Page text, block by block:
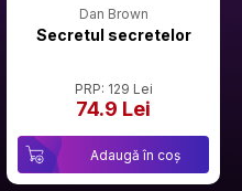
Dan Brown
Secretul secretelor
PRP: 129 Lei
74.9 Lei
Adaugă în coș